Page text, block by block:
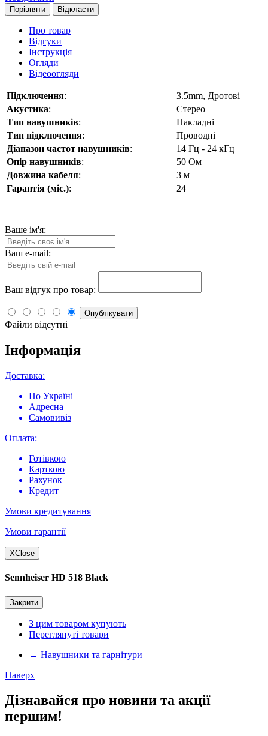
Порівняти Відкласти
Про товар
Відгуки
Інструкція
Огляди
Відеоогляди
Підключення:
3.5mm, Дротові
Акустика:
Стерео
Тип навушників:
Накладні
Тип підключення:
Проводні
Діапазон частот навушників:
14 Гц - 24 кГц
Опір навушників:
50 Ом
Довжина кабеля:
3 м
Гарантія (міс.): 24
Ваше ім'я:
Ваш e-mail:
Ваш відгук про товар:
Опублікувати
Файли відсутні
Інформація
Доставка:
По Україні
Адресна
Самовивіз
Оплата:
Готівкою
Карткою
Рахунок
Кредит
Умови кредитування
Умови гарантії
XClose
Sennheiser HD 518 Black
Закрити
З цим товаром купують
Переглянуті товари
← Навушники та гарнітури
Наверх
Дізнавайся про новини та акції
першим!